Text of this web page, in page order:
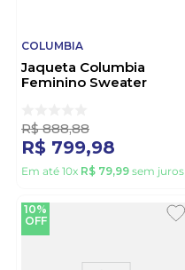
COLUMBIA
Jaqueta Columbia
Feminino Sweater
R$ 888,88
R$ 799,98
Em até 10x R$ 79,99 sem juros
10%
OFF